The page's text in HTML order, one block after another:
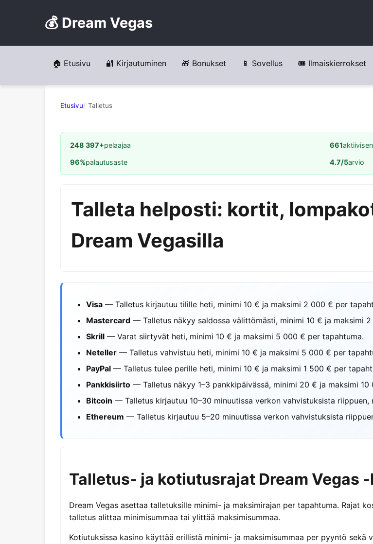
💰 Dream Vegas
🏠 Etusivu 🔐 Kirjautuminen 🎁 Bonukset 📱 Sovellus 🎟️ Ilmaiskierrokset
Etusivu Talletus
248 397+pelaajaa 661
96%palautusaste 4.7/5arvio
Talleta helposti: kortit,
Dream Vegasilla
Visa— Talletus kirjautuu tilille heti, minimi 10 € ja maksimi 2 000 € per
Mastercard— Talletus näkyy saldossa välittömästi, minimi 10 € ja maksimi
Skrill— Varat siirtyvät heti, minimi 10 € ja maksimi 5 000 € per tapahtuma.
Neteller— Talletus vahvistuu heti, minimi 10 € ja maksimi 5 000 € per
PayPal— Talletus tulee perille heti, minimi 10 € ja maksimi 1 500 € per
Pankkisiirto— Talletus näkyy 1–3 pankkipäivässä, minimi 20 € ja maksimi 10
Bitcoin — Talletus kirjautuu 10–30 minuutissa verkon vahvistuksista
Ethereum — Talletus kirjautuu 5–20 minuutissa verkon vahvistuksista
Talletus- ja kotiutusrajat Dream Vegas
Dream Vegas asettaa talletuksille minimi- ja maksimirajan per tapahtuma. Rajat
talletus alittaa minimisummaa tai ylittää maksimisummaa.
Kotiutuksissa kasino käyttää erillistä minimi- ja maksimisummaa per pyyntö